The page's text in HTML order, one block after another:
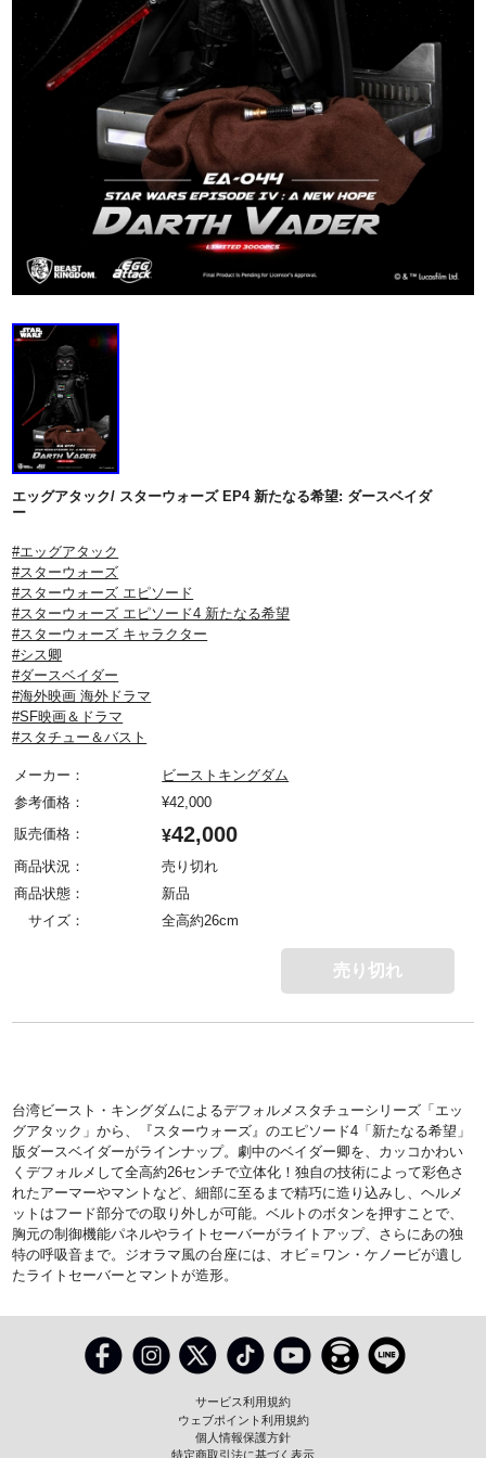
エッグアタック/ スターウォーズ EP4 新たなる希望: ダースベイダ
ー
#エッグアタック
#スターウォーズ
#スターウォーズ エピソード
#スターウォーズ エピソード4 新たなる希望
#スターウォーズ キャラクター
#シス卿
#ダースベイダー
#海外映画 海外ドラマ
#SF映画＆ドラマ
#スタチュー＆バスト
メーカー：
ビーストキングダム
参考価格：
¥42,000
販売価格：
¥42,000
商品状況：
売り切れ
商品状態：
新品
サイズ：
全高約26cm
売り切れ
台湾ビースト・キングダムによるデフォルメスタチューシリーズ「エッ
グアタック」から、『スターウォーズ』のエピソード4「新たなる希望」
版ダースベイダーがラインナップ。劇中のベイダー卿を、カッコかわい
くデフォルメして全高約26センチで立体化！独自の技術によって彩色さ
れたアーマーやマントなど、細部に至るまで精巧に造り込みし、ヘルメ
ットはフード部分での取り外しが可能。ベルトのボタンを押すことで、
胸元の制御機能パネルやライトセーバーがライトアップ、さらにあの独
特の呼吸音まで。ジオラマ風の台座には、オビ＝ワン・ケノービが遺し
たライトセーバーとマントが造形。
サービス利用規約
ウェブポイント利用規約
個人情報保護方針
特定商取引法に基づく表示